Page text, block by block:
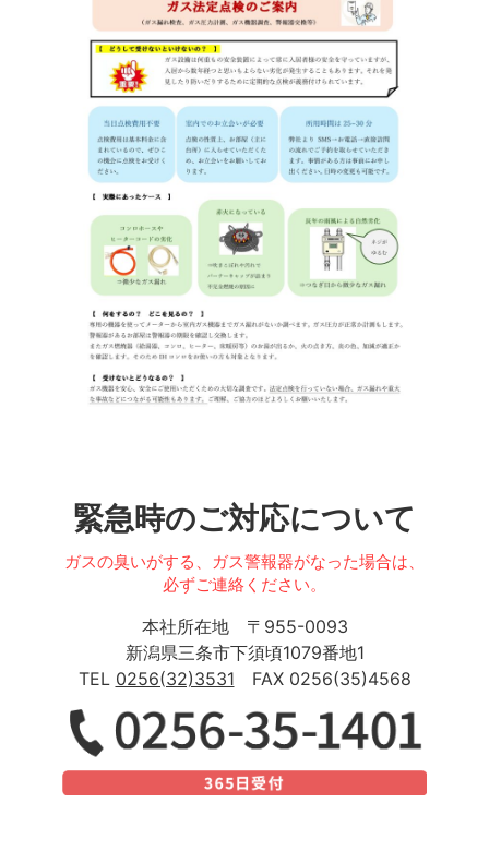
緊急時のご対応について
ガスの臭いがする、ガス警報器がなった場合は、
必ずご連絡ください。
本社所在地 〒955-0093
新潟県三条市下須頃1079番地1
TEL 0256(32)3531 FAX 0256(35)4568